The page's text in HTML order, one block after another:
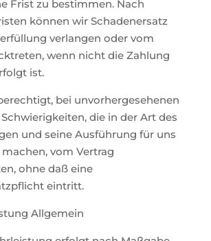
Frist zu bestimmen. Nach
können wir Schadenersatz
verlangen oder vom
wenn nicht die Zahlung
ist.
bei unvorhergesehenen
die in der Art des
und seine Ausführung für uns
vom Vertrag
ohne daß eine
eintritt.
Allgemein